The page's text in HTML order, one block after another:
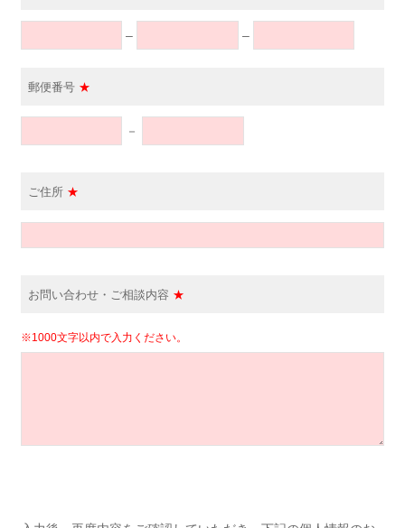
– –
郵便番号 ★
－
ご住所 ★
お問い合わせ・ご相談内容 ★
※1000文字以内で入力ください。